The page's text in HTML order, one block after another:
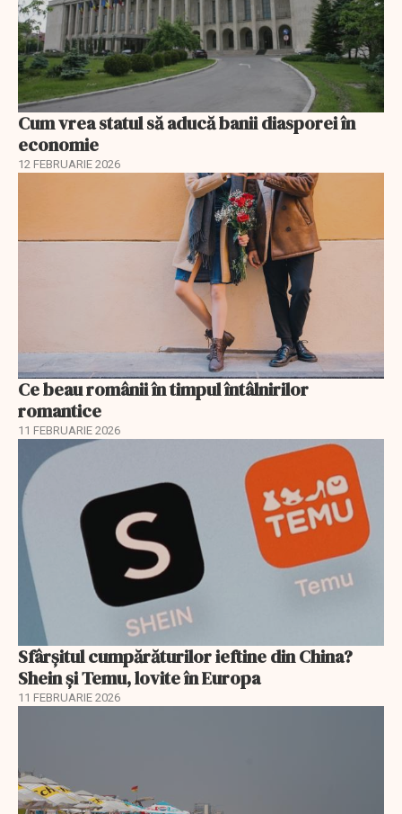
Cum vrea statul să aducă banii diasporei în
economie
12 FEBRUARIE 2026
Ce beau românii în timpul întâlnirilor
romantice
11 FEBRUARIE 2026
Sfârșitul cumpărăturilor ieftine din China?
Shein și Temu, lovite în Europa
11 FEBRUARIE 2026